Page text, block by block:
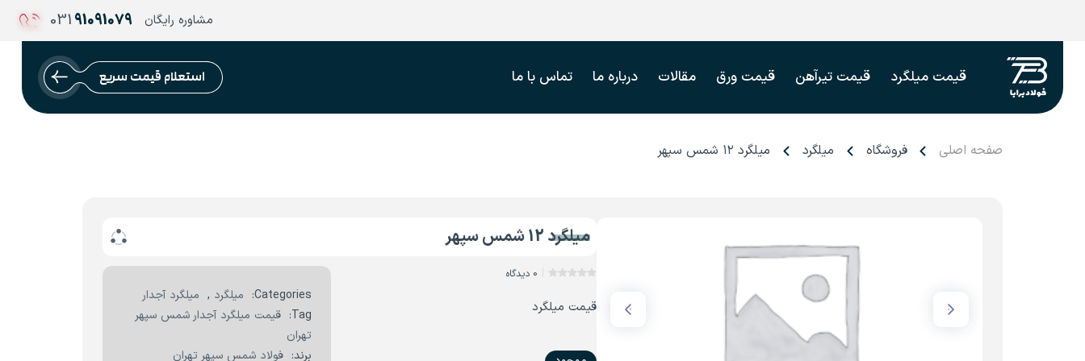
مشاوره رایگان 91091079
031
قیمت میلگرد قیمت تیرآهن قیمت ورق مقالات درباره ما تماس با ما استعلام قیمت سریع
صفحه اصلی فروشگاه میلگرد میلگرد ۱۲ شمس سپهر
میلگرد 12 شمس سپهر
0 دیدگاه
قیمت میلگرد
Categories: میلگرد , میلگرد آجدار
Tag:
قیمت میلگرد آجدار شمس سپهر
تهران
برند: فولاد شمس سپهر تهران